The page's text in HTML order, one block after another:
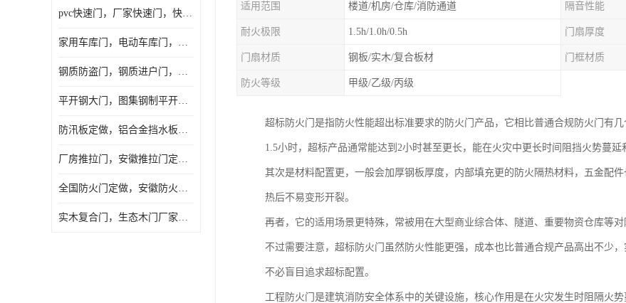
pvc快速门，厂家快速门，快速卷帘门，感应快速门
家用车库门，电动车库门，车库滑升门，车库门安装
钢质防盗门，钢质进户门，钢质非标门厂家
平开钢大门，图集钢制平开门，厂房平开大门
防汛板定做，铝合金挡水板门，地库挡水板
厂房推拉门，安徽推拉门定做，夹芯板平移大门
全国防火门定做，安徽防火门批发，防火门价格
实木复合门，生态木门厂家，免漆门定做，安徽木门厂家直销
适用范围 楼道/机房/仓库/消防通道 隔音性能
耐火极限 1.5h/1.0h/0.5h 门扇厚度
门扇材质 钢板/实木/复合板材 门框材质
防火等级 甲级/乙级/丙级
超标防火门是指防火性能超出标准要求的防火门产品，它相比普通合规防火门有
1.5小时，超标产品通常能达到2小时甚至更长，能在火灾中更长时间阻挡火势蔓
其次是材料配置更，一般会加厚钢板厚度，内部填充更的防火隔热材料，五金配
热后不易变形开裂。
再者，它的适用场景更特殊，常被用在大型商业综合体、隧道、重要物资仓库等
不过需要注意，超标防火门虽然防火性能更强，成本也比普通合规产品高出不少
不必盲目追求超标配置。
工程防火门是建筑消防安全体系中的关键设施，核心作用是在火灾发生时阻隔火